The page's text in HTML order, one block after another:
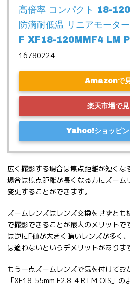
高倍率 コンパクト 18-
防滴耐低温 リニアモータ
F XF18-120MMF4 LM
16780224
Amazonで
楽天市場で
Yahoo!ショッピン
広く撮影する場合は焦点距離が短くな
場合は焦点距離が長くなる方にズーム
変更することができます。
ズームレンズはレンズ交換をせずと
で撮影できることが最大のメリットで
は逆にF値が大きく暗いレンズが多く
は適わないというデメリットがありま
もう一点ズームレンズで気を付けてお
「XF18-55mm F2.8-4 R LM OIS」の